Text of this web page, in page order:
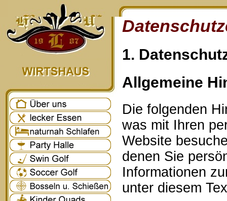
1.
Allgemeine
Die folgenden
was mit Ihren
Website
denen Sie
Informationen
unter diesem